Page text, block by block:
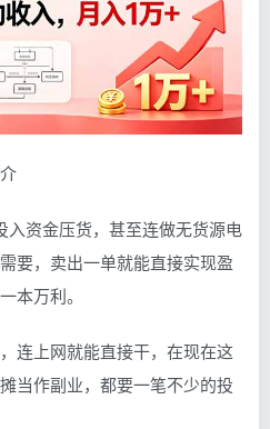
入资金压货，甚至连做无货源电
要，卖出一单就能直接实现盈
本万利。
连上网就能直接干，在现在这
当作副业，都要一笔不少的投